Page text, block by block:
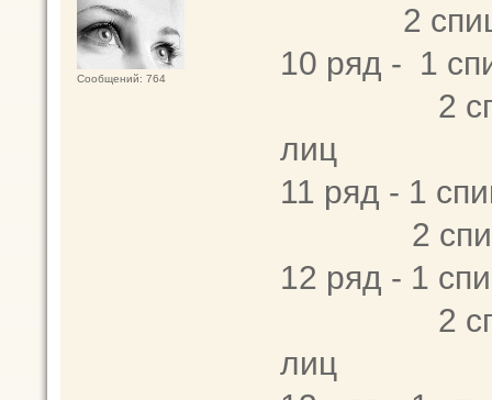
Сообщений: 764
2 спица
10 ряд - 1
2 спица
лиц
11 ряд - 1
2 спица
12 ряд - 1
2 спица
лиц